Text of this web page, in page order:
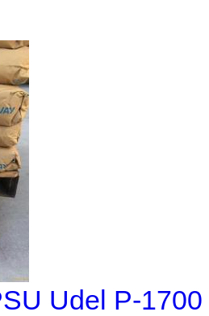
Udel P-1700